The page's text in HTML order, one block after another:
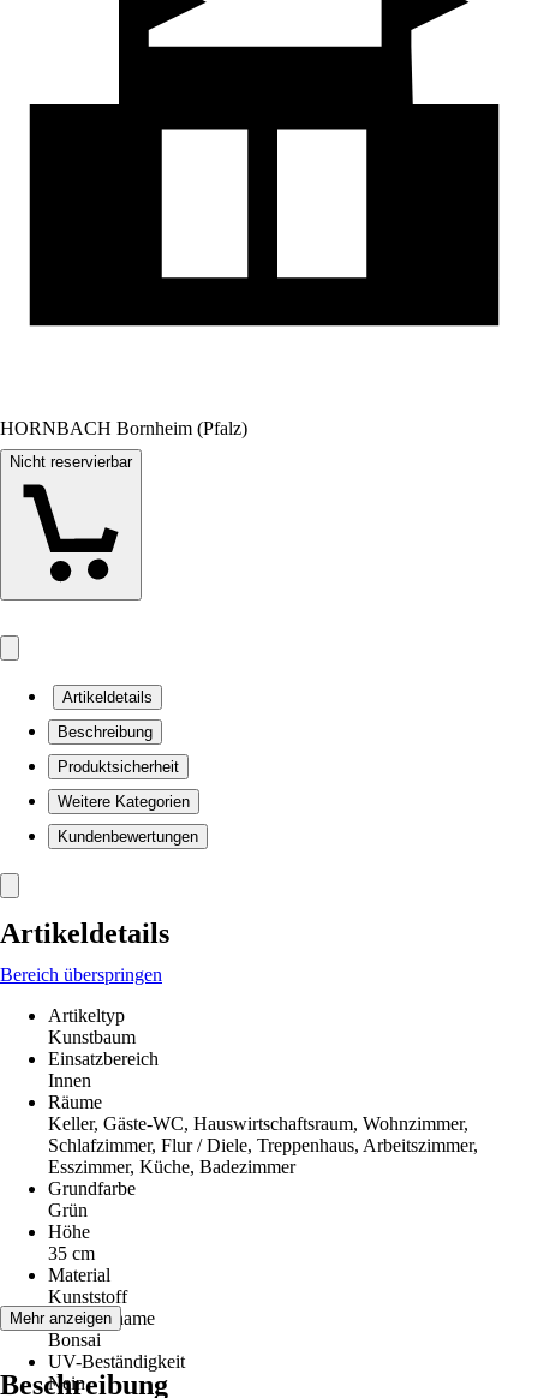
HORNBACH Bornheim (Pfalz)
Nicht reservierbar
Artikeldetails
Beschreibung
Produktsicherheit
Weitere Kategorien
Kundenbewertungen
Artikeldetails
Bereich überspringen
Artikeltyp
Kunstbaum
Einsatzbereich
Innen
Räume
Keller, Gäste-WC, Hauswirtschaftsraum, Wohnzimmer,
Schlafzimmer, Flur / Diele, Treppenhaus, Arbeitszimmer,
Esszimmer, Küche, Badezimmer
Grundfarbe
Grün
Höhe
35 cm
Material
Kunststoff
Pflanzenname
Bonsai
UV-Beständigkeit
Nein
Mehr anzeigen
Beschreibung